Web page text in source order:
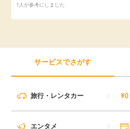
1人が参考にしました
サービスでさがす
旅行・レンタカー
エンタメ